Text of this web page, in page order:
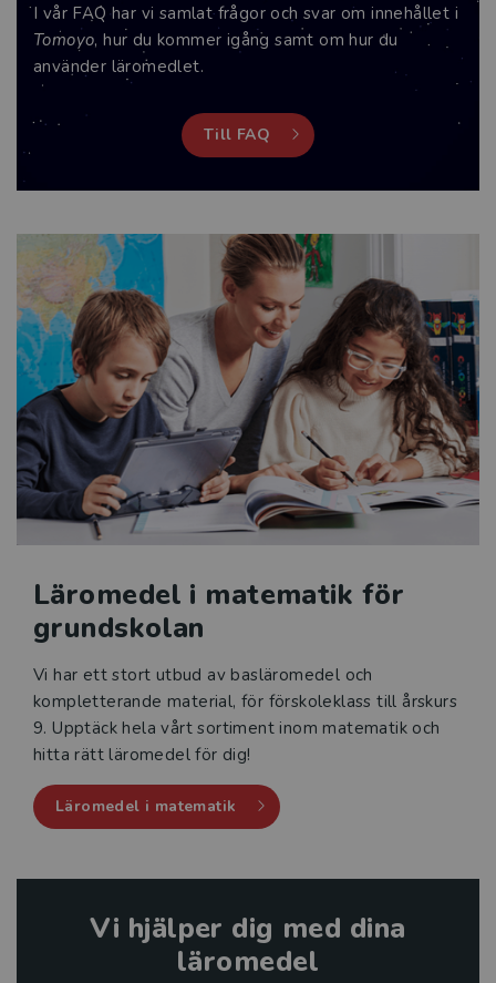
I vår FAQ har vi samlat frågor och svar om innehållet i
Tomoyo, hur du kommer igång samt om hur du
använder läromedlet.
Till FAQ
Läromedel i matematik för
grundskolan
Vi har ett stort utbud av basläromedel och
kompletterande material, för förskoleklass till årskurs
9. Upptäck hela vårt sortiment inom matematik och
hitta rätt läromedel för dig!
Läromedel i matematik
Vi hjälper dig med dina
läromedel